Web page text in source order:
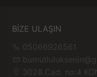
BİZE ULAŞIN
05066926561
3028.Cad. no:4